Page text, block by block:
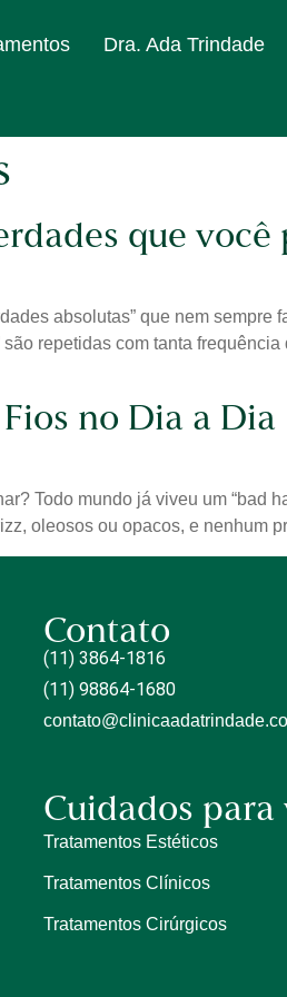
Dra. Ada Trindade
que
absolutas” que nem sempre
são repetidas com tanta
no Dia a Dia
Todo mundo já viveu um “bad
oleosos ou opacos, e nenhum
Contato
(11) 3864-1816
(11) 98864-1680
Cuidados para
Tratamentos Estéticos
Tratamentos Clínicos
Tratamentos Cirúrgicos